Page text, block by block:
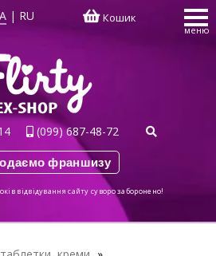
| RU Кошик
меню
(099) 687-48-72
франшизу
відвідування сайту суворо заборонено!